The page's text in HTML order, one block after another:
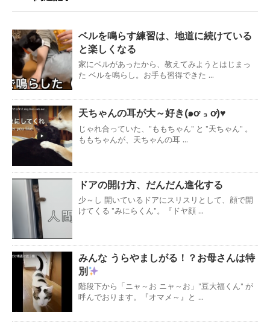
ベルを鳴らす練習は、地道に続けている
と楽しくなる
家にベルがあったから、教えてみようとはじまっ
た ベルを鳴らし。お手も習得できた ...
天ちゃんの耳が大～好き(๑ơ ₃ ơ)♥
じゃれ合っていた、”ももちゃん” と ”天ちゃん” 。
ももちゃんが、天ちゃんの耳 ...
ドアの開け方、だんだん進化する
少～し 開いているドアにスリスリとして、顔で開
けてくる ”みにらくん”。『ドヤ顔 ...
みんな うらやましがる！？お母さんは特
別
階段下から「ニャ～お ニャ～お」”豆大福くん” が
呼んでおります。『オマメ～』と ...